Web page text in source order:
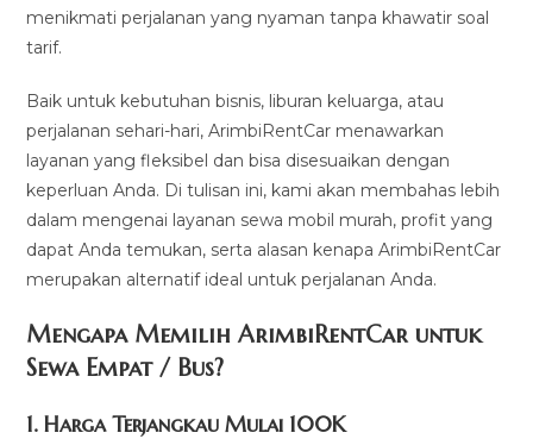
menikmati perjalanan yang nyaman tanpa khawatir soal
tarif.
Baik untuk kebutuhan bisnis, liburan keluarga, atau
perjalanan sehari-hari, ArimbiRentCar menawarkan
layanan yang fleksibel dan bisa disesuaikan dengan
keperluan Anda. Di tulisan ini, kami akan membahas lebih
dalam mengenai layanan sewa mobil murah, profit yang
dapat Anda temukan, serta alasan kenapa ArimbiRentCar
merupakan alternatif ideal untuk perjalanan Anda.
Mengapa Memilih ArimbiRentCar untuk
Sewa Empat / Bus?
1.Harga Terjangkau Mulai 100K